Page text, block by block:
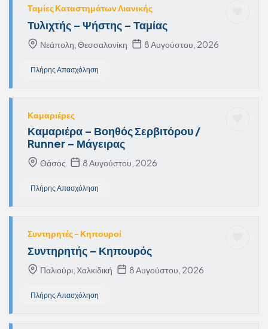
Ταμίες Καταστημάτων Λιανικής
Τυλιχτής – Ψήστης – Ταμίας
Νεάπολη, Θεσσαλονίκη 8 Αυγούστου, 2026
Πλήρης Απασχόληση
Καμαριέρες
Καμαριέρα – Βοηθός Σερβιτόρου /
Runner – Μάγειρας
Θάσος 8 Αυγούστου, 2026
Πλήρης Απασχόληση
Συντηρητές – Κηπουροί
Συντηρητής – Κηπουρός
Παλιούρι, Χαλκιδική 8 Αυγούστου, 2026
Πλήρης Απασχόληση